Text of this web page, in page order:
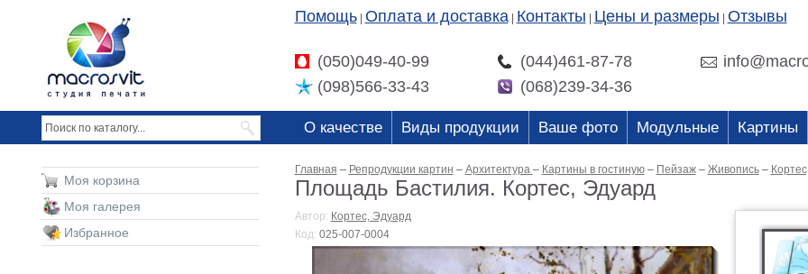
Помощь Оплата и доставка Контакты Цены и размеры Отзывы
(050)049-40-99 (044)461-87-78
(098)566-33-43
(068)239-34-36
О качестве Виды продукции Ваше фото Модульные Картины
Главная – Репродукции картин – Архитектура – Картины в гостиную – Пейзаж – Живопись –
Площадь Бастилия. Кортес, Эдуард
Автор: Кортес, Эдуард
Код: 025-007-0004
Моя корзина
Моя галерея
Избранное